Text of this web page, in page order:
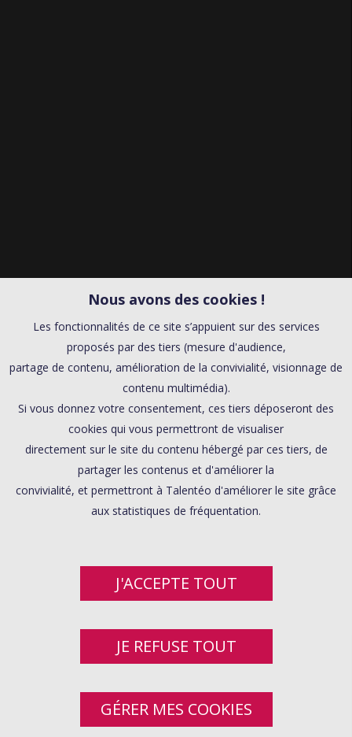
Nous avons des cookies !
Les fonctionnalités de ce site s’appuient sur des services
proposés par des tiers (mesure d'audience,
partage de contenu, amélioration de la convivialité, visionnage de
contenu multimédia).
Si vous donnez votre consentement, ces tiers déposeront des
cookies qui vous permettront de visualiser
directement sur le site du contenu hébergé par ces tiers, de
partager les contenus et d'améliorer la
convivialité, et permettront à Talentéo d'améliorer le site grâce
aux statistiques de fréquentation.
J'ACCEPTE TOUT
JE REFUSE TOUT
GÉRER MES COOKIES